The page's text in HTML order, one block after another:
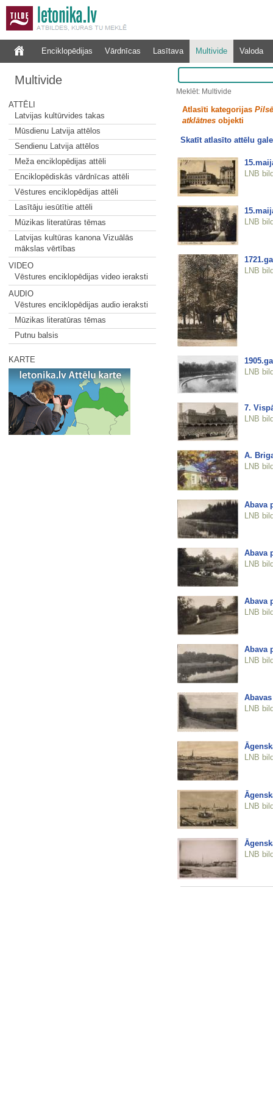
Enciklopēdijas Vārdnīcas Lasītava Multivide Valoda
Multivide
ATTĒLI
Latvijas kultūrvides takas
Mūsdienu Latvija attēlos
Sendienu Latvija attēlos
Meža enciklopēdijas attēli
Enciklopēdiskās vārdnīcas attēli
Vēstures enciklopēdijas attēli
Lasītāju iesūtītie attēli
Mūzikas literatūras tēmas
Latvijas kultūras kanona Vizuālās
mākslas vērtības
VIDEO
Vēstures enciklopēdijas video ieraksti
AUDIO
Vēstures enciklopēdijas audio ieraksti
Mūzikas literatūras tēmas
Putnu balsis
KARTE
Meklēt: Multivide
Atlasīti kategorijas
atklātnesobjekti
Skatīt atlasīto attēlu
LNB
LNB
LNB
LNB
7.
LNB
A.
LNB
Abava
LNB
Abava
LNB
Abava
LNB
Abava
LNB
LNB
LNB
LNB
LNB